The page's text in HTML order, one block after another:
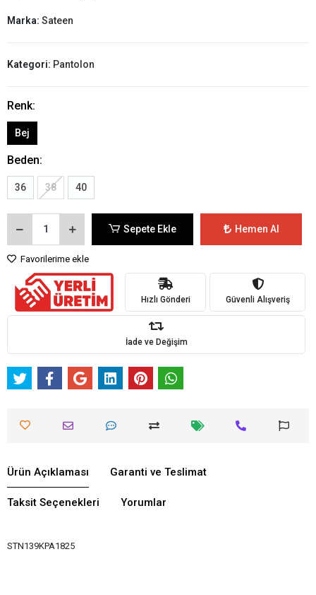
Marka: Sateen
Kategori: Pantolon
Renk:
Bej
Beden:
36 38 40
Sepete Ekle Hemen Al
Favorilerime ekle
Hızlı Gönderi Güvenli Alışveriş
İade ve Değişim
Ürün Açıklaması Garanti ve Teslimat
Taksit Seçenekleri Yorumlar
STN139KPA1825